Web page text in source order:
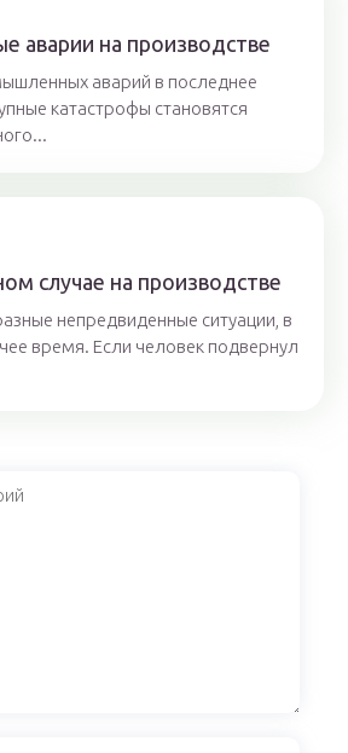
аварии на производстве
аварий в последнее
катастрофы становятся
случае на производстве
непредвиденные ситуации, в
время. Если человек подвернул